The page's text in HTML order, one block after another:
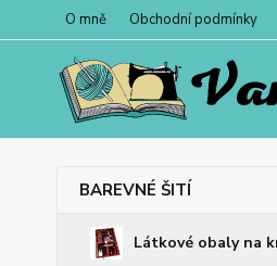
O mně Obchodní podmínky
BAREVNÉ ŠITÍ
Látkové obaly na